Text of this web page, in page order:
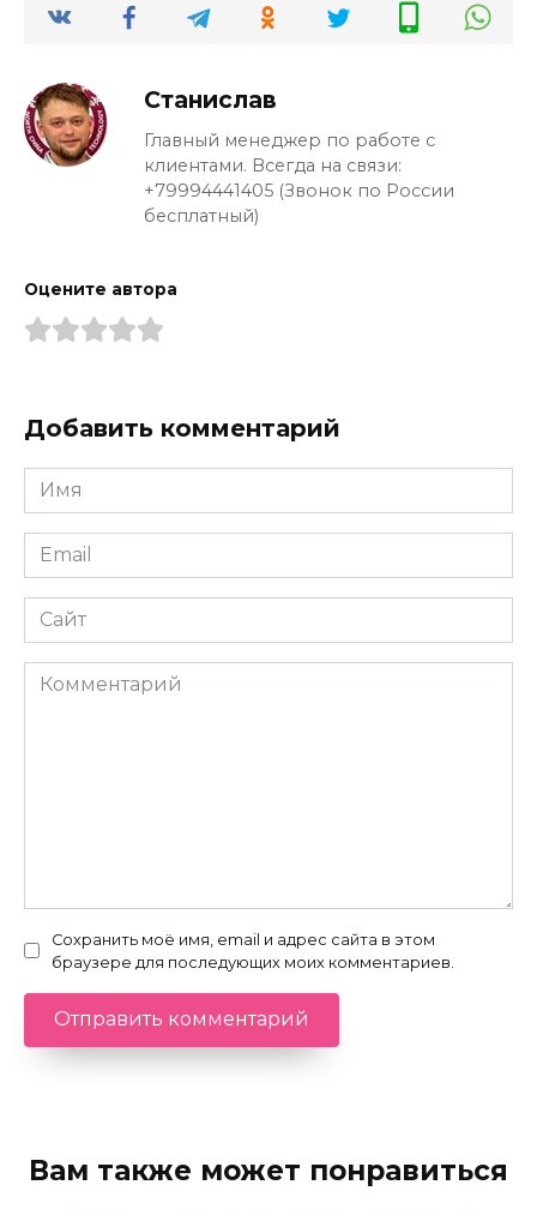
Станислав
Главный менеджер по работе с
клиентами. Всегда на связи:
+79994441405 (Звонок по России
бесплатный)
Оцените автора
Добавить комментарий
Имя
*
Email
*
Сайт
Комментарий
Сохранить моё имя, email и адрес сайта в этом
браузере для последующих моих комментариев.
Вам также может понравиться